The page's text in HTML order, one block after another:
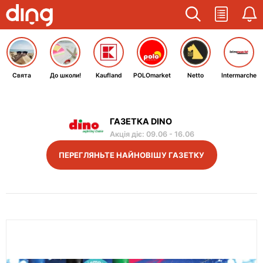
Свята До школи! Kaufland POLOmarket Netto Intermarche
ГАЗЕТКА DINO
Акція діє: 09.06 - 16.06
ПЕРЕГЛЯНЬТЕ НАЙНОВІШУ ГАЗЕТКУ